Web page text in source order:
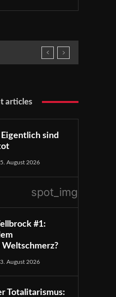
articles
sind
5. August 2026
#1:
3. August 2026
Totalitarismus: